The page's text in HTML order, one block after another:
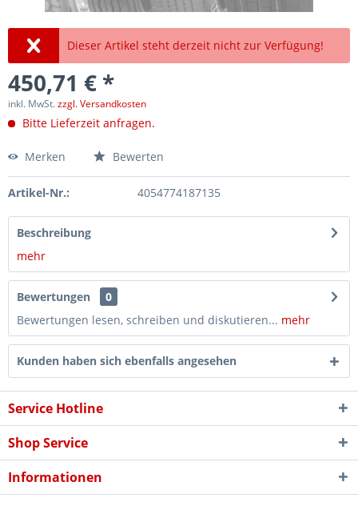
Dieser Artikel steht derzeit nicht zur Verfügung!
450,71 € *
inkl. MwSt.zzgl. Versandkosten
Bitte Lieferzeit anfragen.
Merken Bewerten
Artikel-Nr.: 4054774187135
Beschreibung
mehr
Bewertungen
0
Bewertungen lesen, schreiben und diskutieren... mehr
Kunden haben sich ebenfalls angesehen
Service Hotline
Shop Service
Informationen